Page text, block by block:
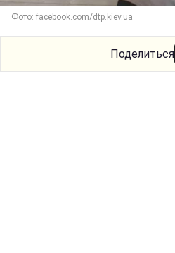
Фото: facebook.com/dtp.kiev.ua
Поделиться